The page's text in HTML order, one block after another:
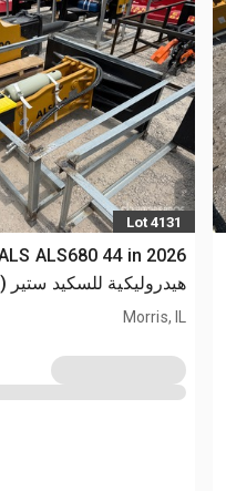
Lot 4131
هيدروليكية للسكيد ستير (Unused)
Morris, IL